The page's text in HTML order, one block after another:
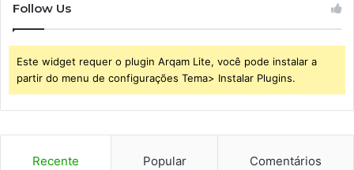
Follow Us
Este widget requer o plugin Arqam Lite, você pode instalar a
partir do menu de configurações Tema> Instalar Plugins.
Recente Popular Comentários